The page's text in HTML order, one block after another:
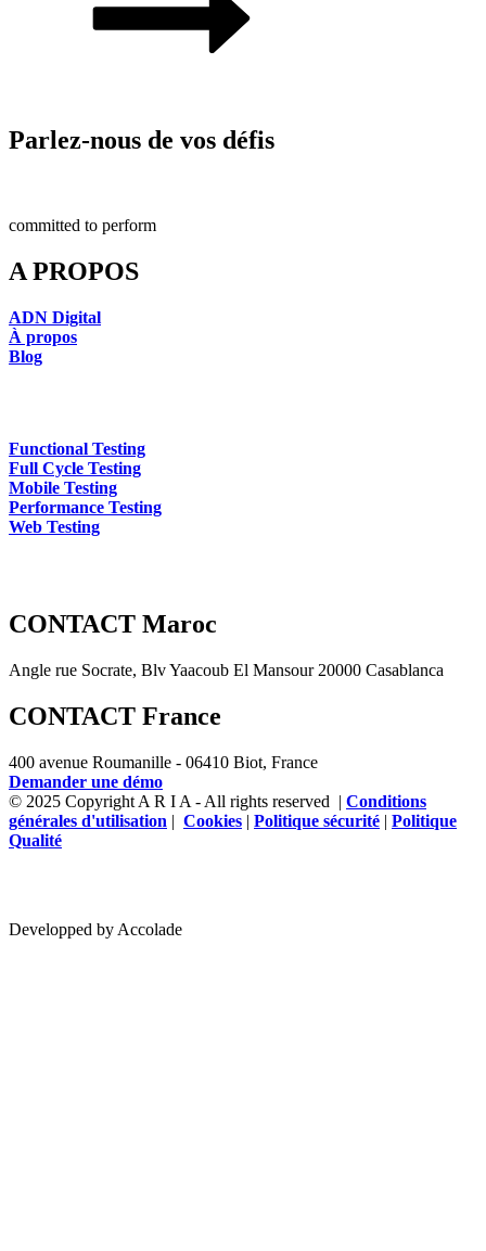
Parlez-nous de vos défis
committed to perform
A PROPOS
ADN Digital
À propos
Blog
Functional Testing
Full Cycle Testing
Mobile Testing
Performance Testing
Web Testing
CONTACT Maroc
Angle rue Socrate, Blv Yaacoub El Mansour 20000 Casablanca
CONTACT France
400 avenue Roumanille - 06410 Biot, France
Demander une démo
© 2025 Copyright A R I A - All rights reserved | Conditions
générales d'utilisation | Cookies | Politique sécurité | Politique
Qualité
Developped by Accolade